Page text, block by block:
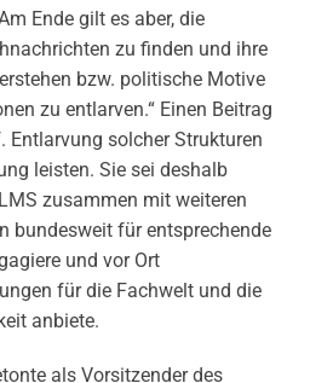
Ende gilt es aber, die
zu finden und ihre
bzw. politische Motive
zu entlarven.“ Einen Beitrag
solcher Strukturen
leisten. Sie sei deshalb
zusammen mit weiteren
bundesweit für entsprechende
und vor Ort
für die Fachwelt und die
anbiete.
als Vorsitzender des